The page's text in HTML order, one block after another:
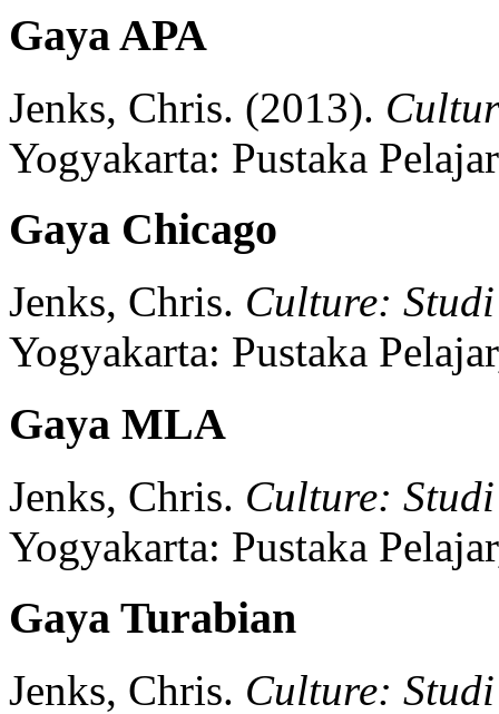
Gaya APA
Jenks, Chris. (2013).
Yogyakarta: Pustaka
Gaya Chicago
Jenks, Chris. Culture:
Yogyakarta: Pustaka
Gaya MLA
Jenks, Chris. Culture:
Yogyakarta: Pustaka
Gaya Turabian
Jenks, Chris. Culture: